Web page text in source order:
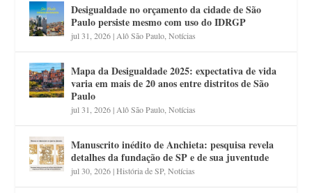
Desigualdade no orçamento da cidade de São
Paulo persiste mesmo com uso do IDRGP
jul 31, 2026| Alô São Paulo ,Notícias
Mapa da Desigualdade 2025: expectativa de vida
varia em mais de 20 anos entre distritos de São
Paulo
jul 31, 2026| Alô São Paulo ,Notícias
Manuscrito inédito de Anchieta: pesquisa revela
detalhes da fundação de SP e de sua juventude
jul 30, 2026|História de SP,Notícias